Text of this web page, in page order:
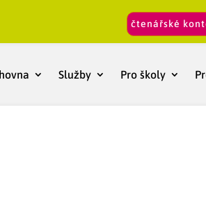
čtenářské
Služby Pro školy